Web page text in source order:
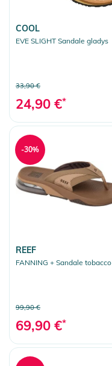
COOL
EVE SLIGHT Sandale gladys
33,90 €
24,90 €*
REEF
FANNING + Sandale tobacco
99,90 €
69,90 €*
-30%